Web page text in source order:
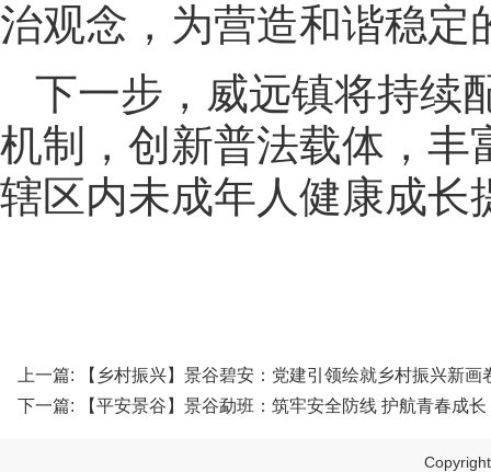
治观念，为营造和谐稳定
下一步，威远镇将持续
机制，创新普法载体，丰
辖区内未成年人健康成长
上一篇:
【乡村振兴】景谷碧安：党建引领绘就乡村振兴新画
下一篇:
【平安景谷】景谷勐班：筑牢安全防线 护航青春成长